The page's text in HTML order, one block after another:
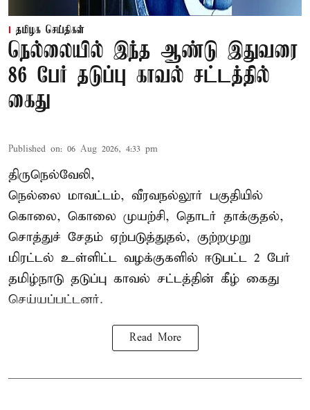
தமிழக செய்திகள்
நெல்லையில் இந்த ஆண்டு இதுவரை
86 பேர் தடுப்பு காவல் சட்டத்தில்
கைது
Published on: 06 Aug 2026, 4:33 pm
திருநெல்வேலி,
நெல்லை மாவட்டம், வீரவநல்லூர் பகுதியில்
கொலை, கொலை முயற்சி, தொடர் தாக்குதல்,
சொத்துச் சேதம் ஏற்படுத்துதல், குற்றமுறு
மிரட்டல் உள்ளிட்ட வழக்குகளில் ஈடுபட்ட 2 பேர்
தமிழ்நாடு தடுப்பு காவல் சட்டத்தின் கீழ் கைது
செய்யப்பட்டனர்.
Read More